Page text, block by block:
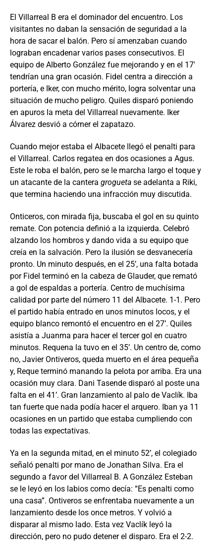
El Villarreal B era el dominador del encuentro. Los
visitantes no daban la sensación de seguridad a la
hora de sacar el balón. Pero sí amenzaban cuando
lograban encadenar varios pases consecutivos. El
equipo de Alberto González fue mejorando y en el 17′
tendrían una gran ocasión. Fidel centra a dirección a
portería, e Iker, con mucho mérito, logra solventar una
situación de mucho peligro. Quiles disparó poniendo
en apuros la meta del Villarreal nuevamente. Iker
Álvarez desvió a córner el zapatazo.
Cuando mejor estaba el Albacete llegó el penalti para
el Villarreal. Carlos regatea en dos ocasiones a Agus.
Este le roba el balón, pero se le marcha largo el toque y
un atacante de la cantera grogueta se adelanta a Riki,
que termina haciendo una infracción muy discutida.
Onticeros, con mirada fija, buscaba el gol en su quinto
remate. Con potencia definió a la izquierda. Celebró
alzando los hombros y dando vida a su equipo que
creía en la salvación. Pero la ilusión se desvanecería
pronto. Un minuto después, en el 25’, una falta botada
por Fidel terminó en la cabeza de Glauder, que remató
a gol de espaldas a portería. Centro de muchísima
calidad por parte del número 11 del Albacete. 1-1. Pero
el partido había entrado en unos minutos locos, y el
equipo blanco remontó el encuentro en el 27’. Quiles
asistía a Juanma para hacer el tercer gol en cuatro
minutos. Requena la tuvo en el 35’. Un centro de, como
no, Javier Ontiveros, queda muerto en el área pequeña
y, Reque terminó manando la pelota por arriba. Era una
ocasión muy clara. Dani Tasende disparó al poste una
falta en el 41’. Gran lanzamiento al palo de Vaclík. Iba
tan fuerte que nada podía hacer el arquero. Iban ya 11
ocasiones en un partido que estaba cumpliendo con
todas las expectativas.
Ya en la segunda mitad, en el minuto 52’, el colegiado
señaló penalti por mano de Jonathan Silva. Era el
segundo a favor del Villarreal B. A González Esteban
se le leyó en los labios como decía: “Es penalti como
una casa”. Ontiveros se enfrentaba nuevamente a un
lanzamiento desde los once metros. Y volvió a
disparar al mismo lado. Esta vez Vaclík leyó la
dirección, pero no pudo detener el disparo. Era el 2-2.